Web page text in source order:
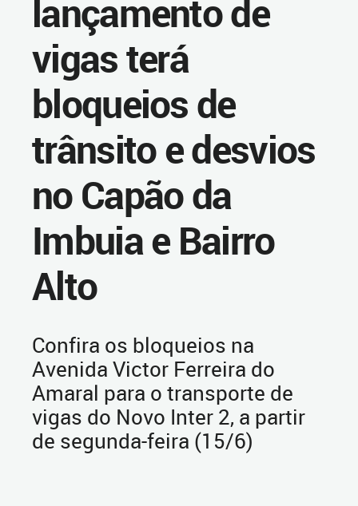
lançamento de
vigas terá
bloqueios de
trânsito e desvios
no Capão da
Imbuia e Bairro
Alto
Confira os bloqueios na
Avenida Victor Ferreira do
Amaral para o transporte de
vigas do Novo Inter 2, a partir
de segunda-feira (15/6)